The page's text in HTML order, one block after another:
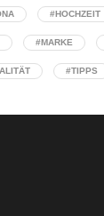
#HOCHZEIT
#MARKE
#TIPPS